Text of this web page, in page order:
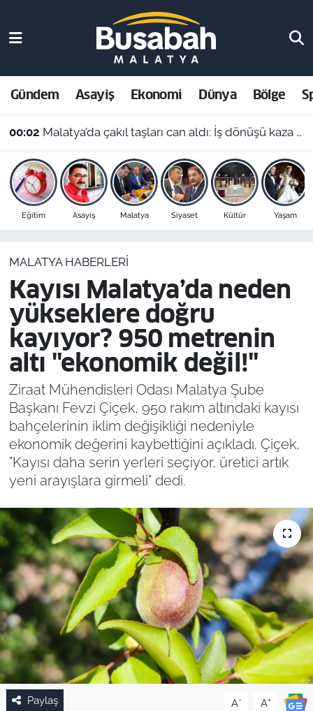
Gündem Asayiş Ekonomi Dünya Bölge
00:02 Malatya’da çakıl taşları can aldı: İş dönüşü kaza yapan motosikletli hayatını kaybetti
Eğitim Asayiş Malatya Siyaset Kültür Yaşam
MALATYA HABERLERI
Kayısı Malatya’da neden
yükseklere doğru
kayıyor? 950 metrenin
altı "ekonomik değil!"
Ziraat Mühendisleri Odası Malatya Şube
Başkanı Fevzi Çiçek, 950 rakım altındaki kayısı
bahçelerinin iklim değişikliği nedeniyle
ekonomik değerini kaybettiğini açıkladı. Çiçek,
"Kayısı daha serin yerleri seçiyor, üretici artık
yeni arayışlara girmeli" dedi.
Paylaş A- A+
Asayiş
Ekonomi
Dünya
Bölge
Resmi İlanlar
Malatya Nöbetçi Eczaneler
Malatya Hava Durumu
Malatya Namaz Vakitleri
Malatya Trafik Yoğunluk Haritası
Süper Lig Puan Durumu ve Fikstür
Son Dakika Haberleri
Haber Arşivi